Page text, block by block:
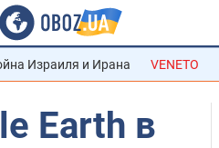
Израиля и Ирана VENETO
Earth в